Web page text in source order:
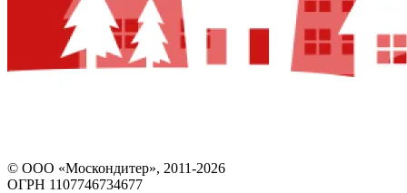
© ООО «Москондитер», 2011-2026
ОГРН 1107746734677